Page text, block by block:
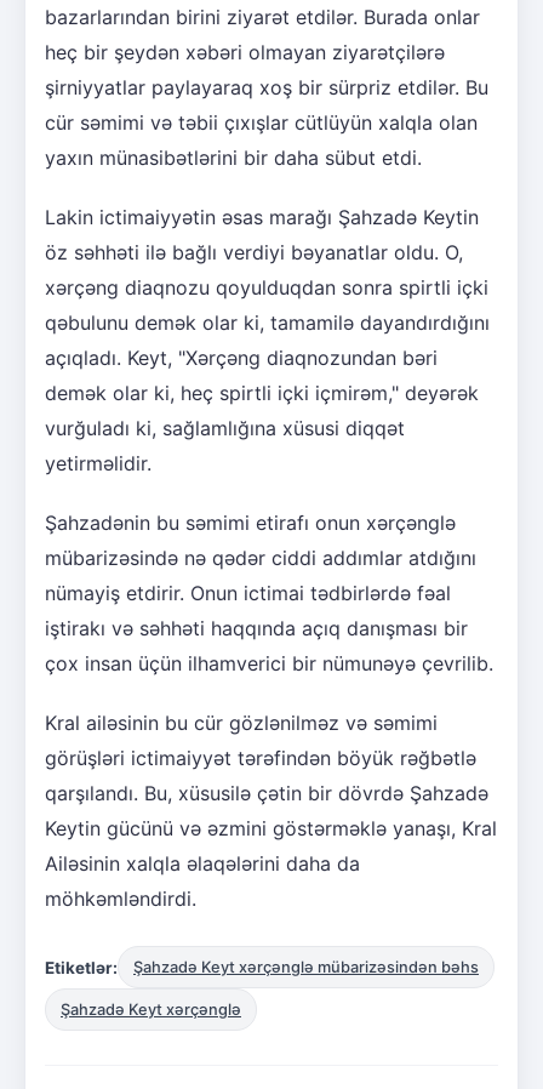
bazarlarından birini ziyarət etdilər. Burada onlar
heç bir şeydən xəbəri olmayan ziyarətçilərə
şirniyyatlar paylayaraq xoş bir sürpriz etdilər. Bu
cür səmimi və təbii çıxışlar cütlüyün xalqla olan
yaxın münasibətlərini bir daha sübut etdi.
Lakin ictimaiyyətin əsas marağı Şahzadə Keytin
öz səhhəti ilə bağlı verdiyi bəyanatlar oldu. O,
xərçəng diaqnozu qoyulduqdan sonra spirtli içki
qəbulunu demək olar ki, tamamilə dayandırdığını
açıqladı. Keyt, "Xərçəng diaqnozundan bəri
demək olar ki, heç spirtli içki içmirəm," deyərək
vurğuladı ki, sağlamlığına xüsusi diqqət
yetirməlidir.
Şahzadənin bu səmimi etirafı onun xərçənglə
mübarizəsində nə qədər ciddi addımlar atdığını
nümayiş etdirir. Onun ictimai tədbirlərdə fəal
iştirakı və səhhəti haqqında açıq danışması bir
çox insan üçün ilhamverici bir nümunəyə çevrilib.
Kral ailəsinin bu cür gözlənilməz və səmimi
görüşləri ictimaiyyət tərəfindən böyük rəğbətlə
qarşılandı. Bu, xüsusilə çətin bir dövrdə Şahzadə
Keytin gücünü və əzmini göstərməklə yanaşı, Kral
Ailəsinin xalqla əlaqələrini daha da
möhkəmləndirdi.
Etiketlər: Şahzadə Keyt xərçənglə mübarizəsindən bəhs
Şahzadə Keyt xərçənglə